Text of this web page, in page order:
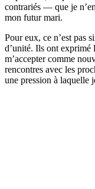
contrariés — que je
mon futur mari.​
Pour eux, ce n’est pas
d’unité. Ils ont exprimé
m’accepter comme
rencontres avec les
une pression à laquelle